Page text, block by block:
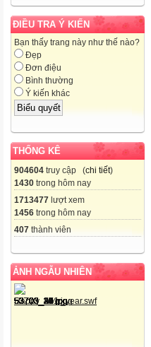
ĐIỀU TRA Ý KIẾN
Bạn thấy trang này như thế nào?
Đẹp
Đơn điệu
Bình thường
Ý kiến khác
THỐNG KÊ
904604 truy cập (chi tiết)
1430 trong hôm nay
1713477 lượt xem
1456 trong hôm nay
407 thành viên
ẢNH NGẪU NHIÊN